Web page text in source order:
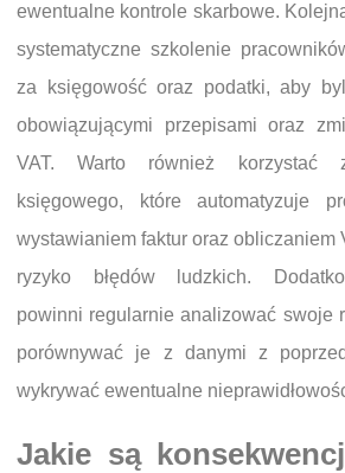
ewentualne kontrole skarbowe.
systematyczne szkolenie
za księgowość oraz podatki, aby
obowiązującymi przepisami oraz
VAT. Warto również korzystać
księgowego, które automatyzuje
wystawianiem faktur oraz obliczaniem
ryzyko błędów ludzkich.
powinni regularnie analizować swoje
porównywać je z danymi z
wykrywać ewentualne
Jakie są